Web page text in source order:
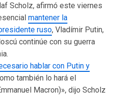
Scholz, afirmó este viernes
mantener la
ruso, Vladímir Putin,
continúe con su guerra
hablar con Putin y
también lo hará el
Macron)», dijo Scholz